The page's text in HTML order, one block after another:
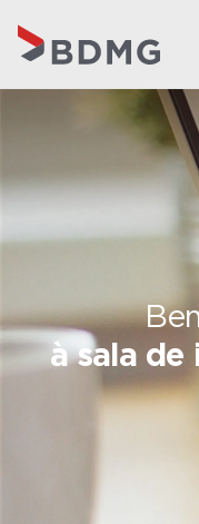
à sala de